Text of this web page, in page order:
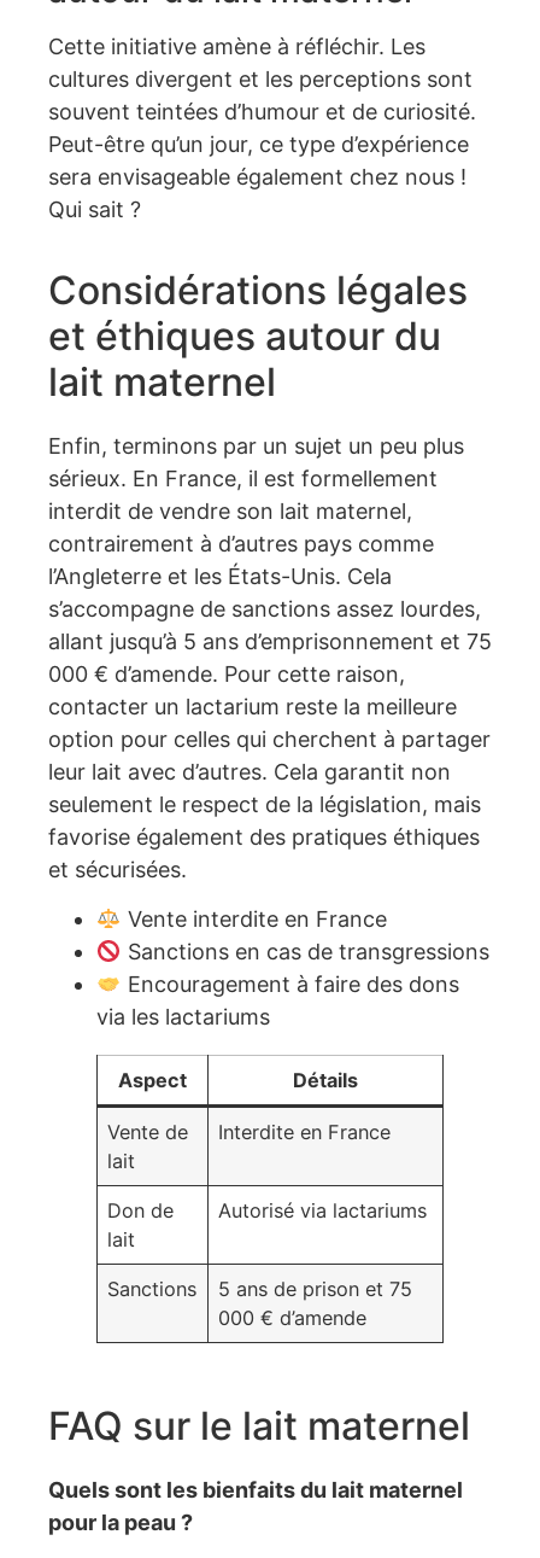
Cette initiative amène à réfléchir. Les
cultures divergent et les perceptions sont
souvent teintées d’humour et de curiosité.
Peut-être qu’un jour, ce type d’expérience
sera envisageable également chez nous !
Qui sait ?
Considérations légales
et éthiques autour du
lait maternel
Enfin, terminons par un sujet un peu plus
sérieux. En France, il est formellement
interdit de vendre son lait maternel,
contrairement à d’autres pays comme
l’Angleterre et les États-Unis. Cela
s’accompagne de sanctions assez lourdes,
allant jusqu’à 5 ans d’emprisonnement et 75
000 € d’amende. Pour cette raison,
contacter un lactarium reste la meilleure
option pour celles qui cherchent à partager
leur lait avec d’autres. Cela garantit non
seulement le respect de la législation, mais
favorise également des pratiques éthiques
et sécurisées.
Vente interdite en France
Sanctions en cas de transgressions
Encouragement à faire des dons
via les lactariums
Aspect Détails
Vente de
lait
Interdite en France
Don de
lait
Autorisé via lactariums
Sanctions
5 ans de prison et 75
000 € d’amende
FAQ sur le lait maternel
Quels sont les bienfaits du lait maternel
pour la peau ?